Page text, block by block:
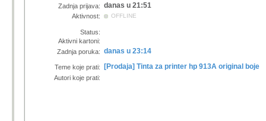
Zadnja prijava: danas u 21:51
Aktivnost: OFFLINE
Status:
Aktivni kartoni:
Zadnja poruka: danas u 23:14
Teme koje prati: [Prodaja] Tinta za printer hp 913A original boje
Autori koje prati: